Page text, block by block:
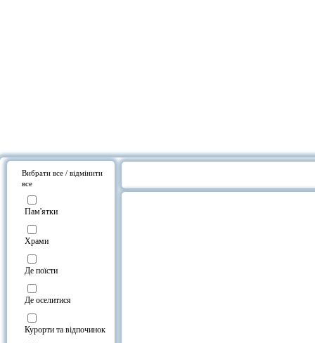
Вибрати все / відмінити
все
Пам'ятки
Храми
Де поїсти
Де оселитися
Курорти та відпочинок